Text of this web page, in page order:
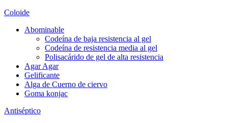
Coloide
Abominable
Codeína de baja resistencia al gel
Codeína de resistencia media al gel
Polisacárido de gel de alta resistencia
Agar Agar
Gelificante
Alga de Cuerno de ciervo
Goma konjac
Antiséptico